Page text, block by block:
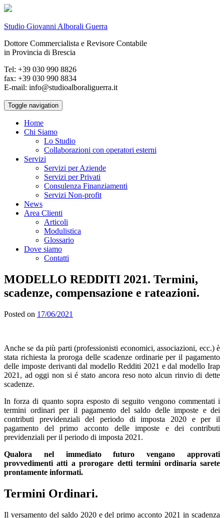
Studio Giovanni Alborali Guerra
Dottore Commercialista e Revisore Contabile
in Provincia di Brescia
Tel: +39 030 990 8826
fax: +39 030 990 8834
E-mail: info@studioalboraliguerra.it
Toggle navigation
Home
Chi Siamo
Lo Studio
Collaborazioni con operatori esterni
Servizi
Servizi per Aziende
Servizi per Privati
Consulenza Finanziamenti
Servizi Non-profit
News
Area Clienti
Articoli
Modulistica
Glossario
Dove siamo
Contatti
MODELLO REDDITI 2021. Termini,
scadenze, compensazione e rateazioni.
Posted on 17/06/2021
Anche se da più parti (professionisti economici, associazioni, ecc.) è
stata richiesta la proroga delle scadenze ordinarie per il pagamento
delle imposte derivanti dal modello Redditi 2021 e dal modello Irap
2021, ad oggi non si é stato ancora reso noto alcun rinvio di dette
scadenze.
In forza di quanto sopra esposto di seguito vengono commentati i
termini ordinari per il pagamento del saldo delle imposte e dei
contributi previdenziali del periodo di imposta 2020 e per il
pagamento del primo acconto delle imposte e dei contributi
previdenziali per il periodo di imposta 2021.
Qualora nel immediato futuro vengano approvati
provvedimenti atti a prorogare detti termini ordinaria sarete
prontamente informati.
Termini Ordinari.
Il versamento del saldo 2020 e del primo acconto 2021 in scadenza